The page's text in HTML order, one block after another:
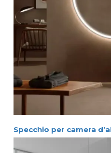
Specchio per camera